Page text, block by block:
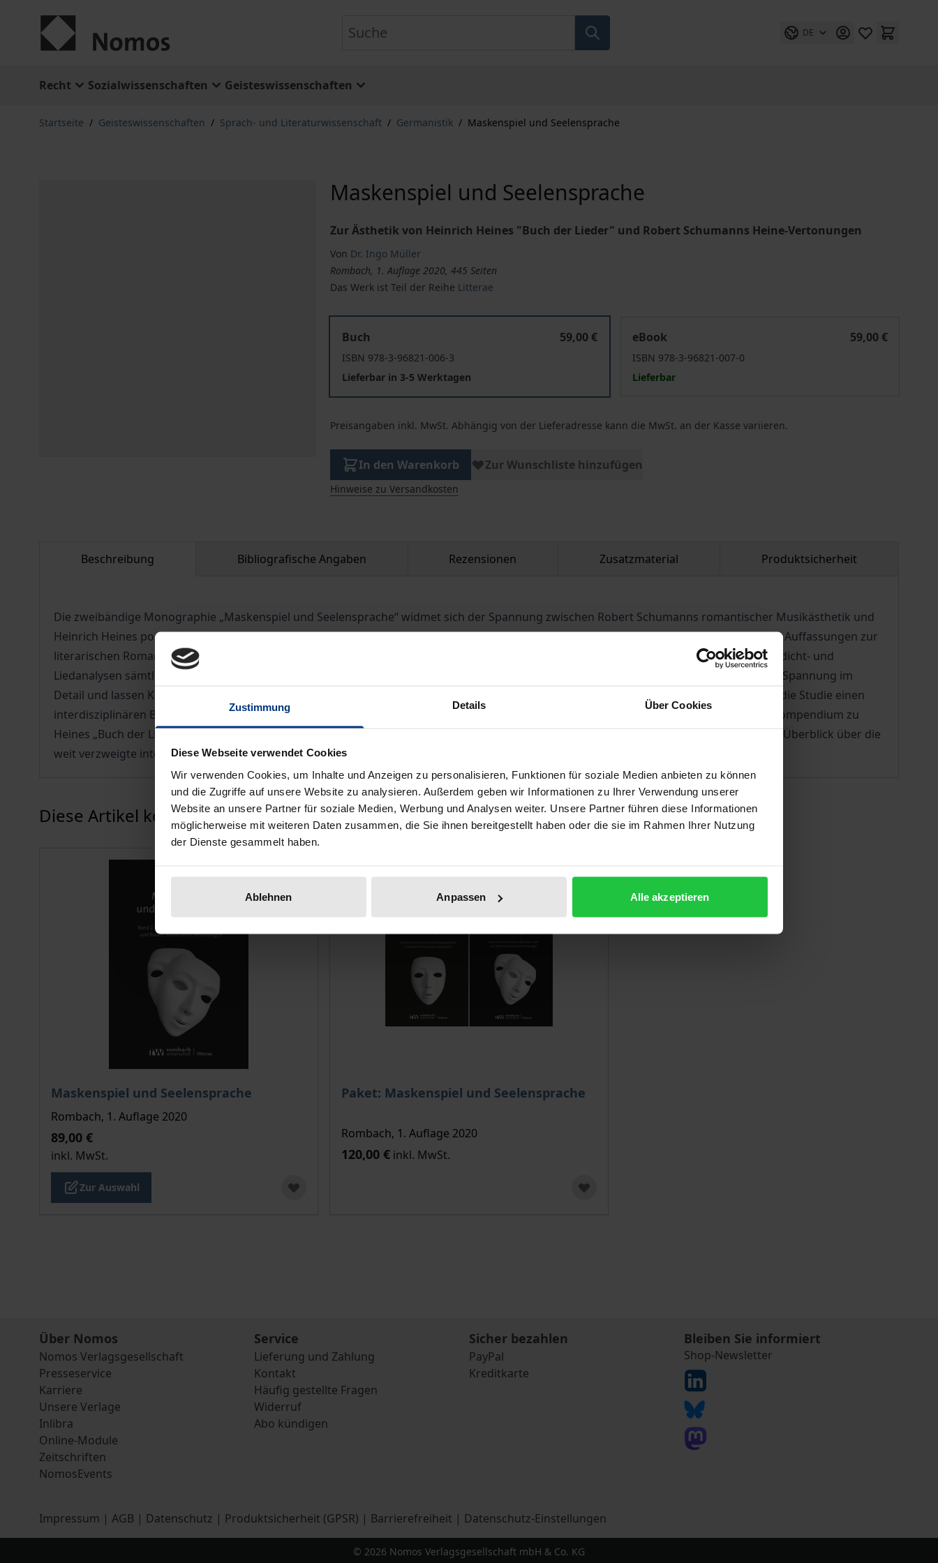
Zustimmung Details Über Cookies
Diese Webseite verwendet Cookies
Wir verwenden Cookies, um Inhalte und Anzeigen zu personalisieren, Funktionen für soziale Medien anbieten zu können
und die Zugriffe auf unsere Website zu analysieren. Außerdem geben wir Informationen zu Ihrer Verwendung unserer
Website an unsere Partner für soziale Medien, Werbung und Analysen weiter. Unsere Partner führen diese Informationen
möglicherweise mit weiteren Daten zusammen, die Sie ihnen bereitgestellt haben oder die sie im Rahmen Ihrer Nutzung
der Dienste gesammelt haben.
Ablehnen Anpassen Alle akzeptieren
DE
Recht Sozialwissenschaften Geisteswissenschaften
Startseite / Geisteswissenschaften / Sprach- und Literaturwissenschaft / Germanistik / Maskenspiel und Seelensprache
Maskenspiel und Seelensprache
Zur Ästhetik von Heinrich Heines "Buch der Lieder" und Robert Schumanns Heine-Vertonungen
Von Dr. Ingo Müller
Rombach, 1. Auflage 2020, 445 Seiten
Das Werk ist Teil der Reihe Litterae
Buch
59,00 €
ISBN 978-3-96821-006-3
Lieferbar in 3-5 Werktagen
eBook
59,00 €
ISBN 978-3-96821-007-0
Lieferbar
Preisangaben inkl. MwSt. Abhängig von der Lieferadresse kann die MwSt. an der Kasse variieren.
In den Warenkorb Zur Wunschliste hinzufügen
Hinweise zu Versandkosten
Beschreibung Bibliografische Angaben Rezensionen Zusatzmaterial Produktsicherheit
Die zweibändige Monographie „Maskenspiel und Seelensprache“ widmet sich der Spannung zwischen Robert Schumanns romantischer Musikästhetik und
Heinrich Heines postromantischer Dichtungsästhetik. Hierbei untersucht Ingo Müller sowohl den Bezug von Schumanns liedästhetischen Auffassungen zur
literarischen Romantik als auch die spezifischen dichtungsästhetischen Tendenzen von Heines früher Lyrik (Bd. 1). Die anschließenden Gedicht- und
Liedanalysen sämtlicher Heine-Sololieder Schumanns beleuchten aus literatur- und musikwissenschaftlicher Perspektive jene ästhetische Spannung im
Detail und lassen Konvergenzen wie Divergenzen zwischen Dichtung und Vertonung deutlich hervortreten (Bd. 2). Auf diese Weise leistet die Studie einen
interdisziplinären Beitrag zur weiteren Erforschung von Heines lyrischem Frühwerk und Schumanns Liedschaffen. Zugleich stellt sie ein Kompendium zu
Heines „Buch der Lieder“ und Schumanns Vertonungen dar, das neben den ausführlichen Einzelbetrachtungen der Werke einen aktuellen Überblick über die
weit verzweigte internationale Forschungsliteratur bietet.
Karussell überspringen
Diese Artikel könnten Ihnen eventuell auch gefallen!
Maskenspiel und Seelensprache
Der Preis dieses Titels richtet sich nach der gewählten Produktoption auf der Produktdetailseite
Rombach, 1. Auflage 2020
89,00 €
inkl. MwSt.
Zur Auswahl
Paket: Maskenspiel und Seelensprache
Rombach, 1. Auflage 2020
120,00 € inkl. MwSt.
Über Nomos
Nomos Verlagsgesellschaft
Presseservice
Karriere
Unsere Verlage
Inlibra
Online-Module
Zeitschriften
NomosEvents
Service
Lieferung und Zahlung
Kontakt
Häufig gestellte Fragen
Widerruf
Abo kündigen
Sicher bezahlen
PayPal
Kreditkarte
Bleiben Sie informiert
Shop-Newsletter
Impressum | AGB | Datenschutz | Produktsicherheit (GPSR) | Barrierefreiheit | Datenschutz-Einstellungen
© 2026 Nomos Verlagsgesellschaft mbH & Co. KG